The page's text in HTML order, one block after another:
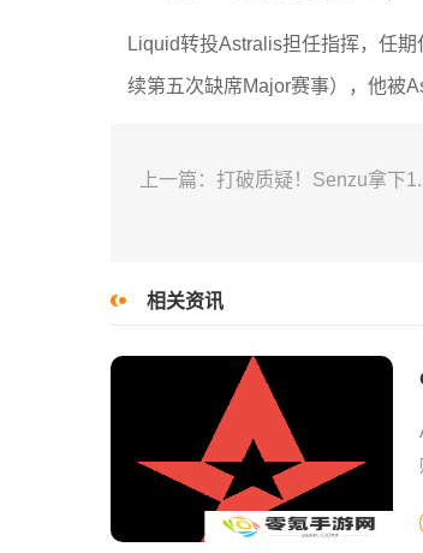
Liquid转投Astralis担任指挥，任
续第五次缺席Major赛事），他被
上一篇：打破质疑！Senzu拿下
相关资讯